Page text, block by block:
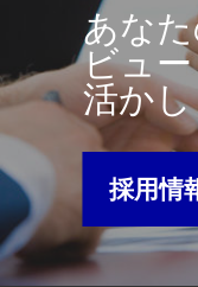
あな
ビュ
活か
採用情